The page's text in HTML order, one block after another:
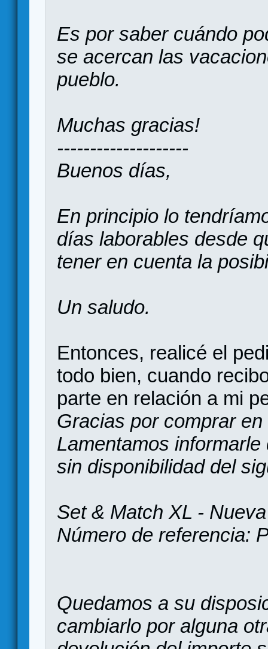
Es por saber cuándo
se acercan las
pueblo.
Muchas gracias!
--------------------
Buenos días,
En principio lo
días laborables desde
tener en cuenta la
Un saludo.
Entonces, realicé el
todo bien, cuando
parte en relación a mi
Gracias por comprar
Lamentamos
sin disponibilidad del
Set & Match XL -
Número de referencia:
Quedamos a su
cambiarlo por alguna